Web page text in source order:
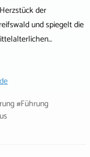
der
und spiegelt die
#Führung